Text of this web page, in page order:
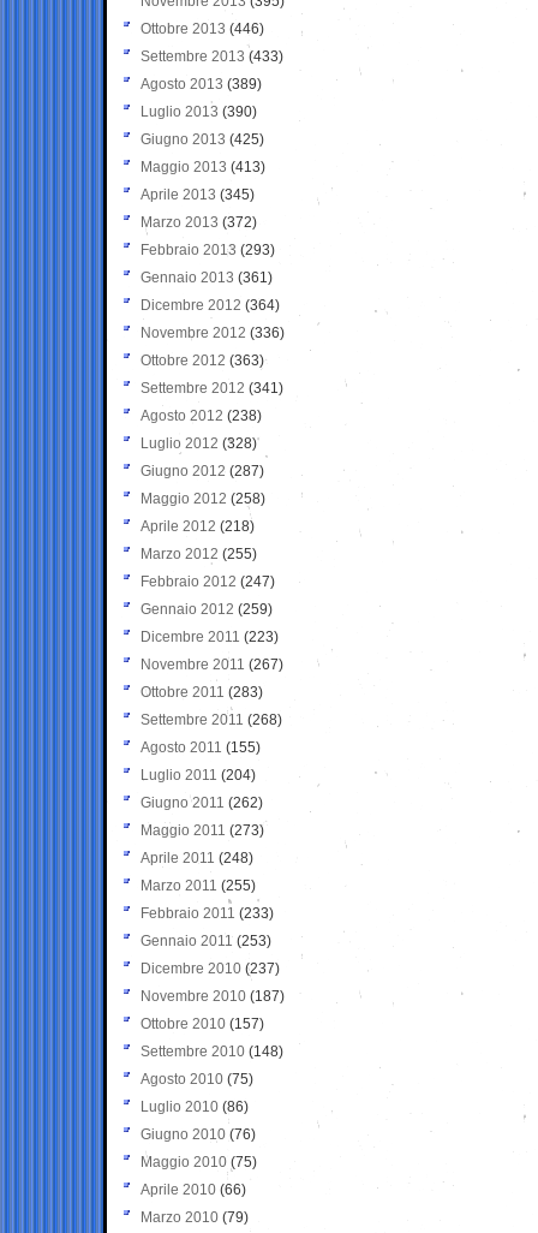
Ottobre 2013 (446)
Settembre 2013 (433)
Agosto 2013 (389)
Luglio 2013 (390)
Giugno 2013 (425)
Maggio 2013 (413)
Aprile 2013 (345)
Marzo 2013 (372)
Febbraio 2013 (293)
Gennaio 2013 (361)
Dicembre 2012 (364)
Novembre 2012 (336)
Ottobre 2012 (363)
Settembre 2012 (341)
Agosto 2012 (238)
Luglio 2012 (328)
Giugno 2012 (287)
Maggio 2012 (258)
Aprile 2012 (218)
Marzo 2012 (255)
Febbraio 2012 (247)
Gennaio 2012 (259)
Dicembre 2011 (223)
Novembre 2011 (267)
Ottobre 2011 (283)
Settembre 2011 (268)
Agosto 2011 (155)
Luglio 2011 (204)
Giugno 2011 (262)
Maggio 2011 (273)
Aprile 2011 (248)
Marzo 2011 (255)
Febbraio 2011 (233)
Gennaio 2011 (253)
Dicembre 2010 (237)
Novembre 2010 (187)
Ottobre 2010 (157)
Settembre 2010 (148)
Agosto 2010 (75)
Luglio 2010 (86)
Giugno 2010 (76)
Maggio 2010 (75)
Aprile 2010 (66)
Marzo 2010 (79)